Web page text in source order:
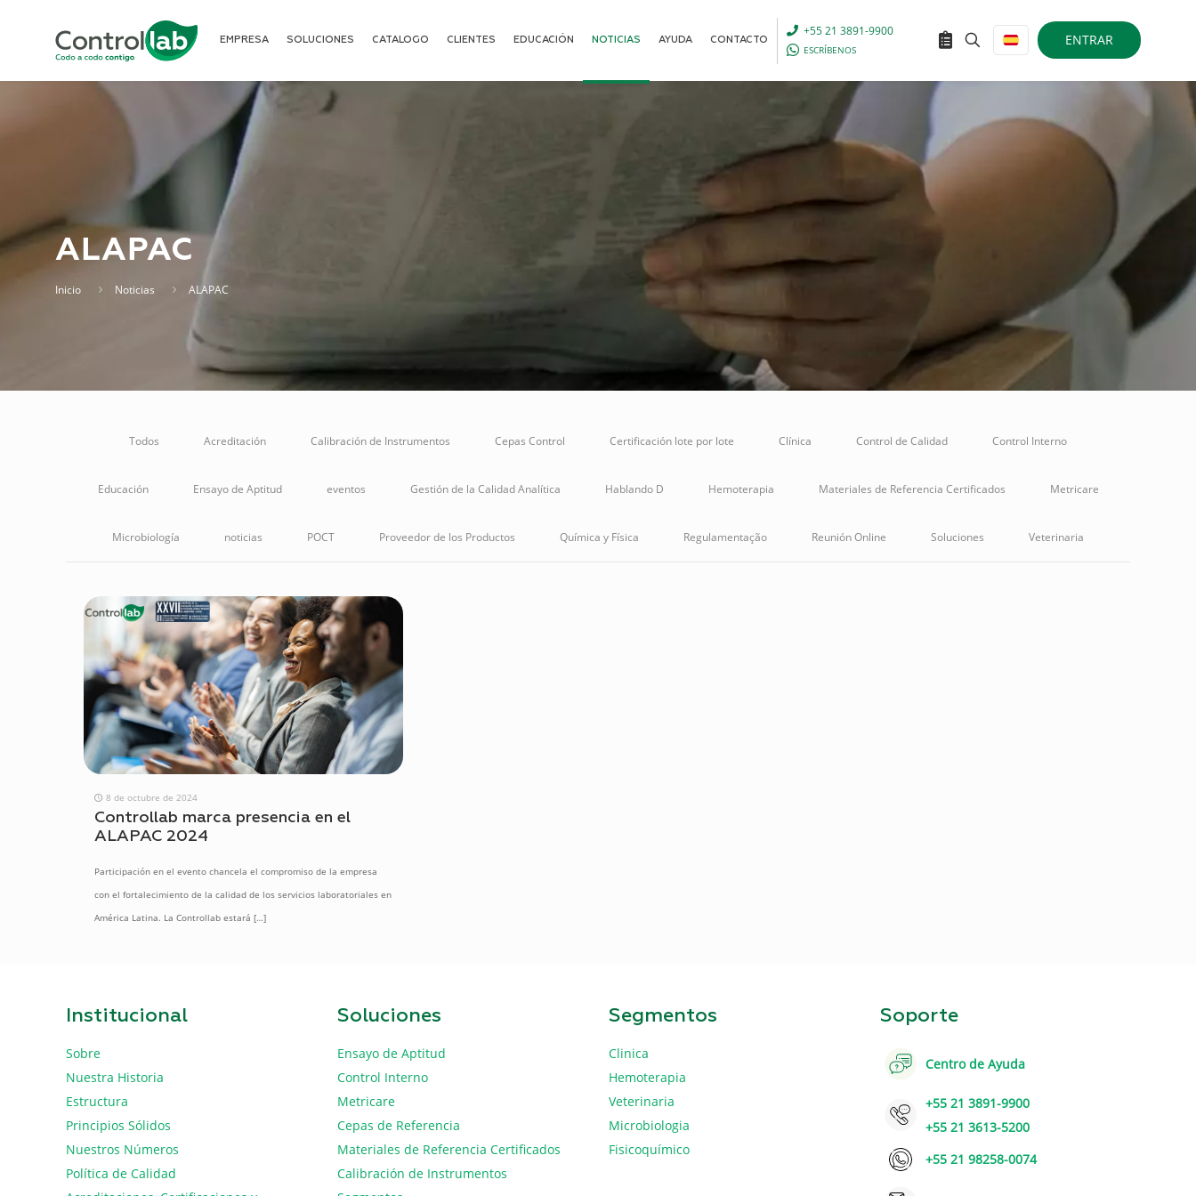
EMPRESA SOLUCIONES CATALOGO CLIENTES EDUCACIÓN NOTICIAS AYUDA CONTACTO
+55 21 3891-9900
ESCRÍBENOS
ENTRAR
ALAPAC
Inicio Noticias ALAPAC
Todos Acreditación Calibración de Instrumentos Cepas Control Certificación lote por lote Clínica Control de Calidad Control Interno
Educación Ensayo de Aptitud eventos Gestión de la Calidad Analítica Hablando D Hemoterapia Materiales de Referencia Certificados Metricare
Microbiología noticias POCT Proveedor de los Productos Química y Física Regulamentação Reunión Online Soluciones Veterinaria
8 de octubre de 2024
Controllab marca presencia en el
ALAPAC 2024
Participación en el evento chancela el compromiso de la empresa
con el fortalecimiento de la calidad de los servicios laboratoriales en
América Latina. La Controllab estará […]
Institucional
Sobre
Nuestra Historia
Estructura
Principios Sólidos
Nuestros Números
Política de Calidad
Soluciones
Ensayo de Aptitud
Control Interno
Metricare
Cepas de Referencia
Materiales de Referencia Certificados
Calibración de Instrumentos
Segmentos
Clinica
Hemoterapia
Veterinaria
Microbiologia
Fisicoquímico
Soporte
Centro de Ayuda
+55 21 3891-9900
+55 21 3613-5200
+55 21 98258-0074